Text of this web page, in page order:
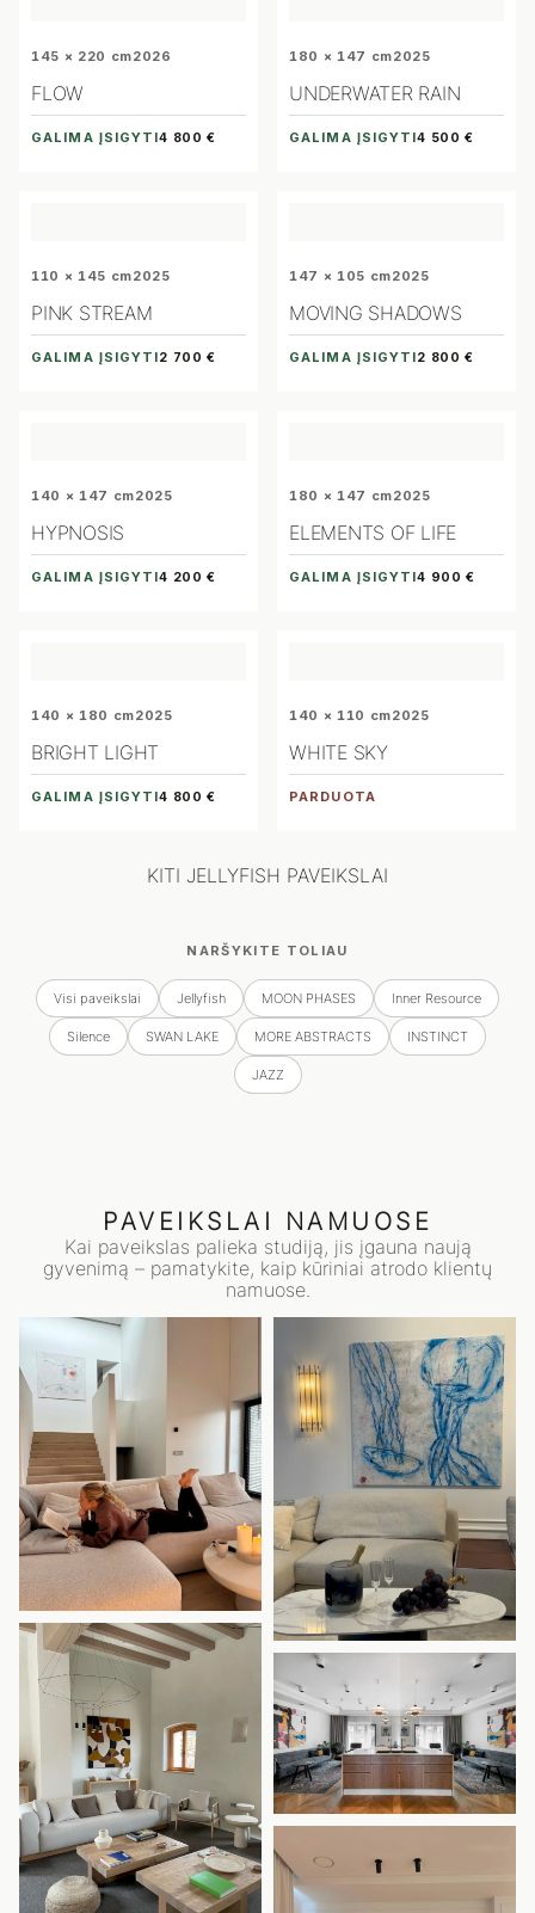
145 × 220 cm2026
FLOW
GALIMA ĮSIGYTI4 800 €
180 × 147 cm2025
UNDERWATER RAIN
GALIMA ĮSIGYTI4 500 €
110 × 145 cm2025
PINK STREAM
GALIMA ĮSIGYTI2 700 €
147 × 105 cm2025
MOVING SHADOWS
GALIMA ĮSIGYTI2 800 €
140 × 147 cm2025
HYPNOSIS
GALIMA ĮSIGYTI4 200 €
180 × 147 cm2025
ELEMENTS OF LIFE
GALIMA ĮSIGYTI4 900 €
140 × 180 cm2025
BRIGHT LIGHT
GALIMA ĮSIGYTI4 800 €
140 × 110 cm2025
WHITE SKY
PARDUOTA
KITI JELLYFISH PAVEIKSLAI
NARŠYKITE TOLIAU
Visi paveikslai Jellyfish MOON PHASES Inner Resource
Silence SWAN LAKE MORE ABSTRACTS INSTINCT
JAZZ
PAVEIKSLAI NAMUOSE
Kai paveikslas palieka studiją, jis įgauna naują
gyvenimą – pamatykite, kaip kūriniai atrodo klientų
namuose.